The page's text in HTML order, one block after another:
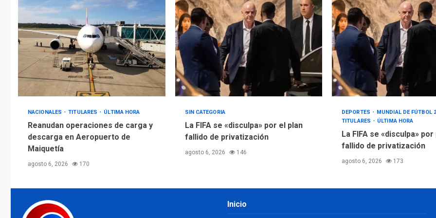
NACIONALES TITULARES ÚLTIMA HORA
Reanudan operaciones de carga y
descarga en Aeropuerto de
Maiquetía
agosto 6, 2026 170
SIN CATEGORIA
La FIFA se «disculpa» por el plan
fallido de privatización
agosto 6, 2026 146
DEPORTES
MUNDIAL DE FÚTBOL
TITULARES
ÚLTIMA HORA
La FIFA se «disculpa» por
fallido de privatización
agosto 6, 2026 173
Inicio